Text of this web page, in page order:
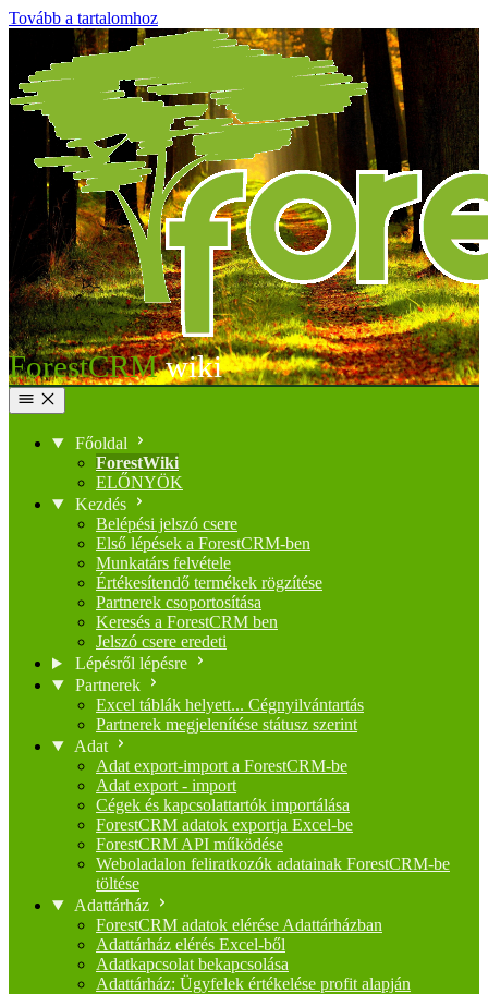
Tovább a tartalomhoz
ForestCRM
Főoldal
ForestWiki
ELŐNYÖK
Kezdés
Belépési jelszó csere
Első lépések a ForestCRM-ben
Munkatárs felvétele
Értékesítendő termékek rögzítése
Partnerek csoportosítása
Keresés a ForestCRM ben
Jelszó csere eredeti
Lépésről lépésre
Partnerek
Excel táblák helyett... Cégnyilvántartás
Partnerek megjelenítése státusz szerint
Adat
Adat export-import a ForestCRM-be
Adat export - import
Cégek és kapcsolattartók importálása
ForestCRM adatok exportja Excel-be
ForestCRM API működése
Weboladalon feliratkozók adatainak ForestCRM-be
töltése
Adattárház
ForestCRM adatok elérése Adattárházban
Adattárház elérés Excel-ből
Adatkapcsolat bekapcsolása
Adattárház: Ügyfelek értékelése profit alapján